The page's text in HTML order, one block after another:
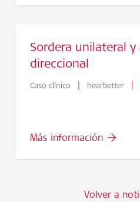
Sordera unilateral
direccional
Caso clínico | hearbetter |
Más información
Volver a